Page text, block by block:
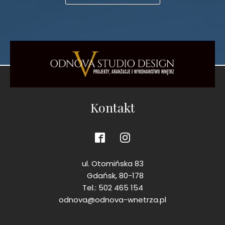
Kontakt
ul. Otomińska 83
Gdańsk, 80-178
Tel.: 502 465 154
odnova@odnova-wnetrza.pl